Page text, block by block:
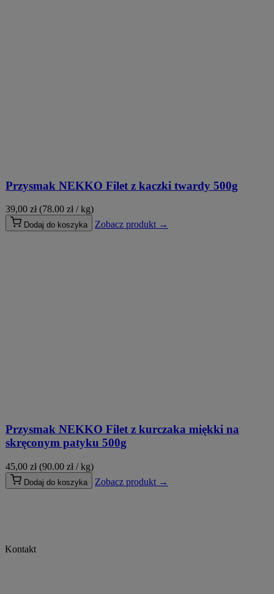
Przysmak NEKKO Filet z kaczki twardy 500g
39,00 zł (78.00 zł / kg)
Dodaj do koszyka Zobacz produkt →
Przysmak NEKKO Filet z kurczaka miękki na
skręconym patyku 500g
45,00 zł (90.00 zł / kg)
Dodaj do koszyka Zobacz produkt →
Kontakt